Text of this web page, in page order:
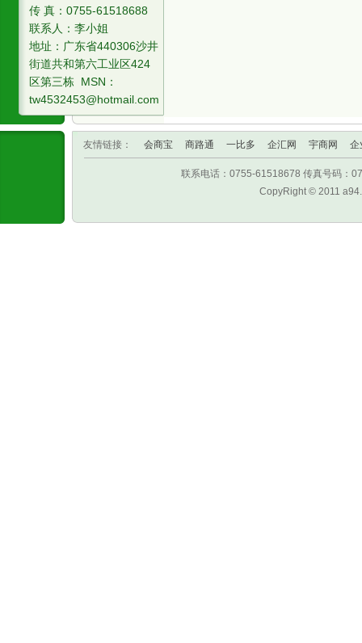
传 真：0755-61518688
联系人：李小姐
地址：广东省440306沙井
街道共和第六工业区424
区第三栋 MSN：
tw4532453@hotmail.com
友情链接： 会商宝 商路通 一比多 企汇网 宇商网 企
联系电话：0755-61518678 传真号码：
CopyRight © 2011